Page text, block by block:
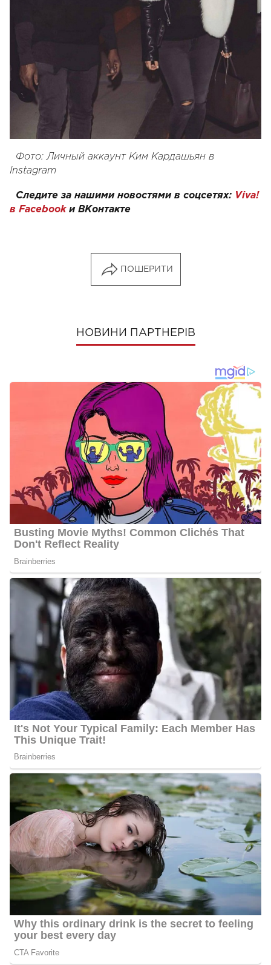
Фото: Личный аккаунт Ким Кардашьян в
Instagram
Следите за нашими новостями в соцсетях: Viva!
в Facebookи ВКонтакте
ПОШЕРИТИ
НОВИНИ ПАРТНЕРІВ